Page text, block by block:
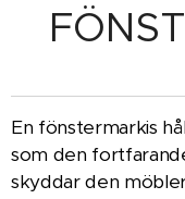
En fönstermarkis
som den
skyddar den